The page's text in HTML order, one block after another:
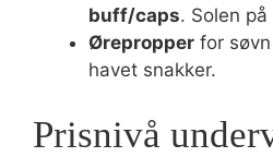
buff/caps. Solen
Ørepropper for
havet snakker.
Prisnivå